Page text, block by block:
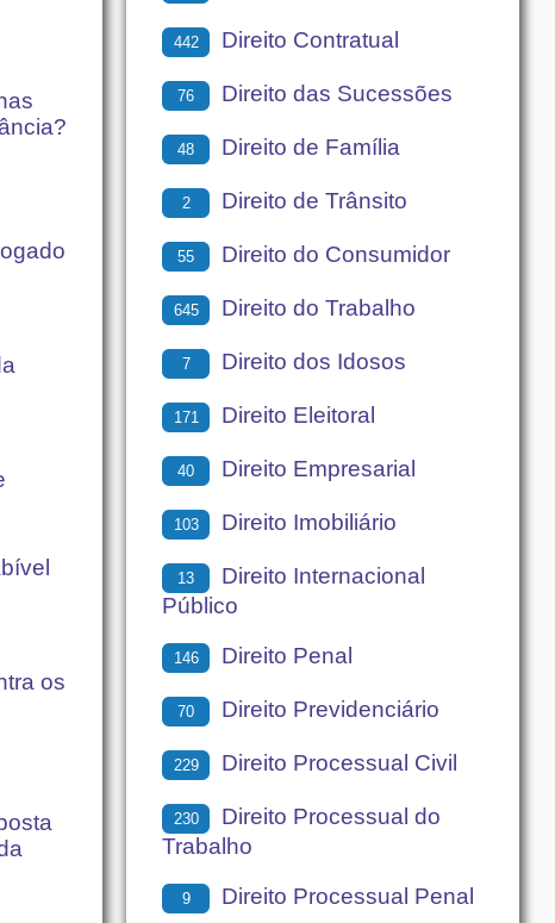
os
442 Direito Contratual
76 Direito das Sucessões
48 Direito de Família
2 Direito de Trânsito
55 Direito do Consumidor
645 Direito do Trabalho
7 Direito dos Idosos
171 Direito Eleitoral
40 Direito Empresarial
103 Direito Imobiliário
13
Direito Internacional
Público
146 Direito Penal
70 Direito Previdenciário
229 Direito Processual Civil
230
Direito Processual do
Trabalho
9 Direito Processual Penal